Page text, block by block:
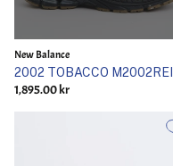
New Balance
2002 TOBACCO M2002REI
1,895.00 kr